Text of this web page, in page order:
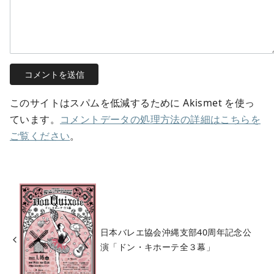
このサイトはスパムを低減するために Akismet を使っ
ています。 コメントデータの処理方法の詳細はこちらを
ご覧ください。
日本バレエ協会沖縄支部40周年記念公
演「ドン・キホーテ全３幕」